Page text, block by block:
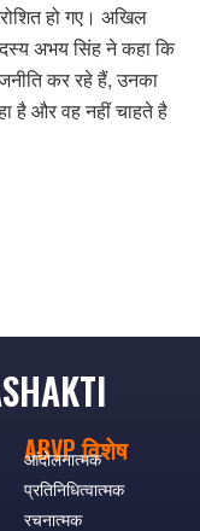
हो गए। अखिल
सदस्य अभय सिंह ने कहा कि
कर रहे हैं, उनका
है और वह नहीं चाहते है
ABVP विशेष
आंदोलनात्मक
प्रतिनिधित्वात्मक
रचनात्मक